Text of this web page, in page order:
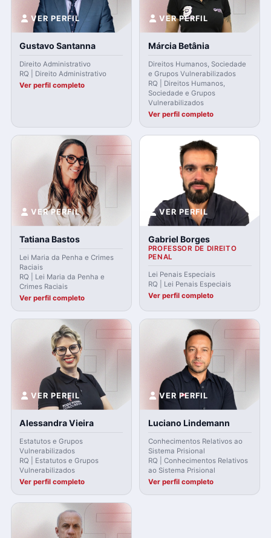
VER PERFIL
Gustavo Santanna
Direito Administrativo
RQ | Direito Administrativo
Ver perfil completo
VER PERFIL
Márcia Betânia
Direitos Humanos, Sociedade
e Grupos Vulnerabilizados
RQ | Direitos Humanos,
Sociedade e Grupos
Vulnerabilizados
Ver perfil completo
VER PERFIL
Tatiana Bastos
Lei Maria da Penha e Crimes
Raciais
RQ | Lei Maria da Penha e
Crimes Raciais
Ver perfil completo
VER PERFIL
Gabriel Borges
PROFESSOR DE DIREITO
PENAL
Lei Penais Especiais
RQ | Lei Penais Especiais
Ver perfil completo
VER PERFIL
Alessandra Vieira
Estatutos e Grupos
Vulnerabilizados
RQ | Estatutos e Grupos
Vulnerabilizados
Ver perfil completo
VER PERFIL
Luciano Lindemann
Conhecimentos Relativos ao
Sistema Prisional
RQ | Conhecimentos Relativos
ao Sistema Prisional
Ver perfil completo